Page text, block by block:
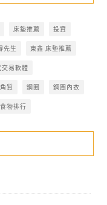
床墊推薦 投資
先生 東鑫 床墊推薦
交易軟體
質 鋼圈 鋼圈內衣
物排行